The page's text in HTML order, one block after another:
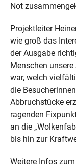
Not
Projektleiter
wie groß das
der Ausgabe
Menschen
war, welch
die
Abbruchstücke
ragenden
an die
bis hin zur
Weitere Infos